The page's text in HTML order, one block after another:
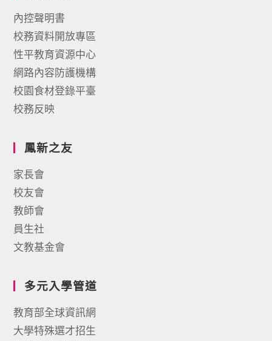
內控聲明書
校務資料開放專區
性平教育資源中心
網路內容防護機構
校園食材登錄平臺
校務反映
鳳新之友
家長會
校友會
教師會
員生社
文教基金會
多元入學管道
教育部全球資訊網
大學特殊選才招生